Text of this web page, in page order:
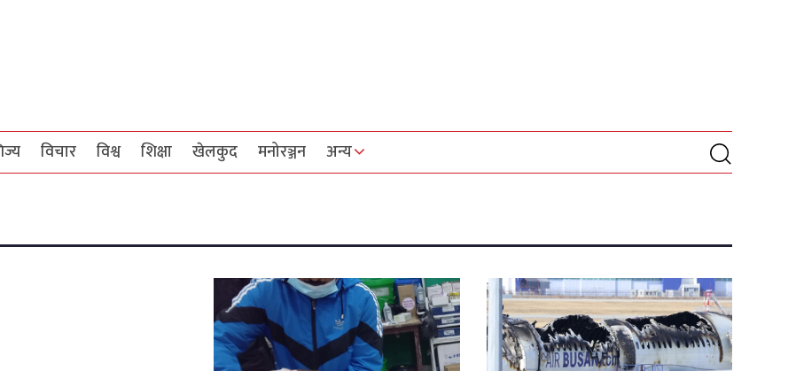
विचार विश्व शिक्षा खेलकुद मनोरञ्जन अन्य